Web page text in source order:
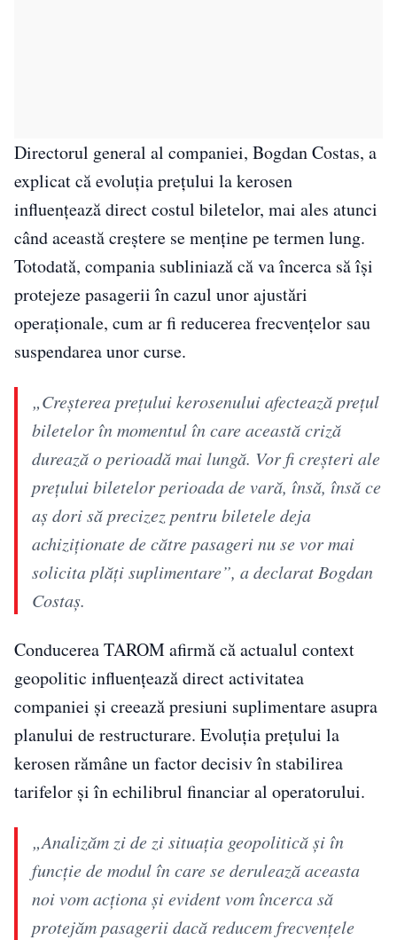
Directorul general al companiei, Bogdan Costas, a
explicat că evoluția prețului la kerosen
influențează direct costul biletelor, mai ales atunci
când această creștere se menține pe termen lung.
Totodată, compania subliniază că va încerca să își
protejeze pasagerii în cazul unor ajustări
operaționale, cum ar fi reducerea frecvențelor sau
suspendarea unor curse.
„Creșterea prețului kerosenului afectează prețul
biletelor în momentul în care această criză
durează o perioadă mai lungă. Vor fi creșteri ale
prețului biletelor perioada de vară, însă, însă ce
aș dori să precizez pentru biletele deja
achiziționate de către pasageri nu se vor mai
solicita plăți suplimentare”, a declarat Bogdan
Costaş.
Conducerea TAROM afirmă că actualul context
geopolitic influențează direct activitatea
companiei și creează presiuni suplimentare asupra
planului de restructurare. Evoluția prețului la
kerosen rămâne un factor decisiv în stabilirea
tarifelor și în echilibrul financiar al operatorului.
„Analizăm zi de zi situația geopolitică și în
funcție de modul în care se derulează aceasta
noi vom acționa și evident vom încerca să
protejăm pasagerii dacă reducem frecvențele